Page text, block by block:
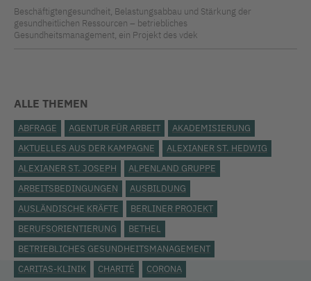
Beschäftigtengesundheit, Belastungsabbau und Stärkung der
gesundheitlichen Ressourcen – betriebliches
Gesundheitsmanagement, ein Projekt des vdek
ALLE THEMEN
ABFRAGE AGENTUR FÜR ARBEIT
AKADEMISIERUNG
AKTUELLES AUS DER KAMPAGNE
ALEXIANER ST. HEDWIG
ALEXIANER ST. JOSEPH
ALPENLAND GRUPPE
ARBEITSBEDINGUNGEN
AUSBILDUNG
AUSLÄNDISCHE KRÄFTE
BERLINER PROJEKT
BERUFSORIENTIERUNG
BETHEL
BETRIEBLICHES GESUNDHEITSMANAGEMENT
CARITAS-KLINIK
CHARITÉ
CORONA